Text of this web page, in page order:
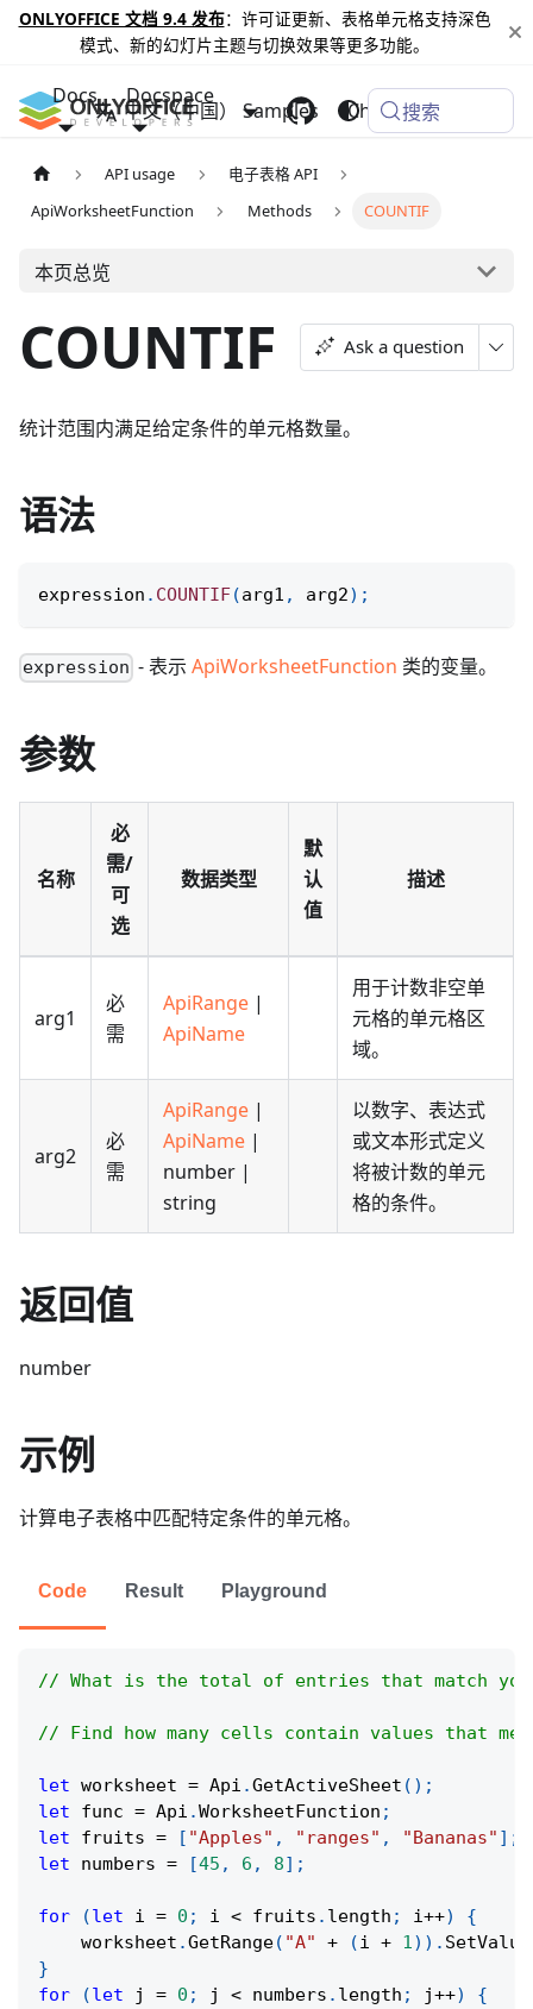
ONLYOFFICE 文档 9.4 发布：许可证更新、表格单元格支持深色
模式、新的幻灯片主题与切换效果等更多功能。
Docs Docspace
Samples Changelog
中文（中国） 搜索
API usage
电子表格 API
ApiWorksheetFunction
Methods COUNTIF
本页总览
COUNTIF Ask a question
统计范围内满足给定条件的单元格数量。
语法
expression . COUNTIF(arg1 , arg2) ;
expression - 表示ApiWorksheetFunction 类的变量。
参数
名称
必
需/
可
选
数据类型
默
认
值
描述
arg1
必
需
ApiRange |
ApiName
用于计数非空单
元格的单元格区
域。
arg2
必
需
ApiRange |
ApiName |
number |
string
以数字、表达式
或文本形式定义
将被计数的单元
格的条件。
返回值
number
示例
计算电子表格中匹配特定条件的单元格。
Code Result Playground
// What is the total of entries that match
// Find how many cells contain values that
let worksheet = Api .GetActiveSheet ( ) ;
let func = Api .WorksheetFunction ;
let fruits = [ "Apples" , "ranges" , "Bananas" ] ;
let numbers = [45 , 6 , 8] ;
for (let i = 0 ; i < fruits . length ; i++)
{
    worksheet
.GetRange( "A" + (i + 1) ) . SetValue
}
for
(let j = 0 ; j < numbers . length ; j++)
{